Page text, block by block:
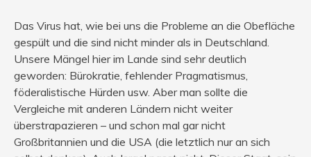
Das Virus hat, wie bei uns die Probleme an die Obefläche
gespült und die sind nicht minder als in Deutschland.
Unsere Mängel hier im Lande sind sehr deutlich
geworden: Bürokratie, fehlender Pragmatismus,
föderalistische Hürden usw. Aber man sollte die
Vergleiche mit anderen Ländern nicht weiter
überstrapazieren – und schon mal gar nicht
Großbritannien und die USA (die letztlich nur an sich